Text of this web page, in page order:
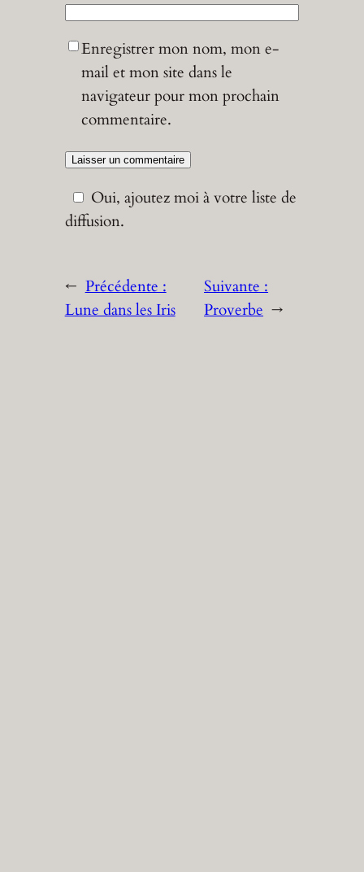
Enregistrer mon nom, mon e-
mail et mon site dans le
navigateur pour mon prochain
commentaire.
Oui, ajoutez moi à votre liste de
diffusion.
← Précédente :
Lune dans les Iris
Suivante :
Proverbe →